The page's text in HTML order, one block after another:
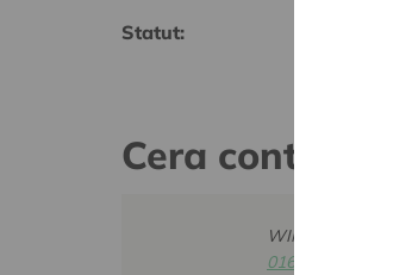
Statut:
Cera contact
WIM INGELS
016 27 96 46